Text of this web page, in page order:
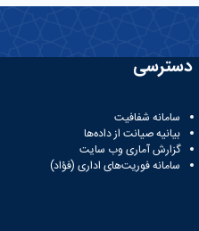
دسترسی
سامانه شفافیت
بیانیه صیانت از داده‌ها
گزارش آماری وب‌ سایت
سامانه فوریت‌های اداری (فؤاد)